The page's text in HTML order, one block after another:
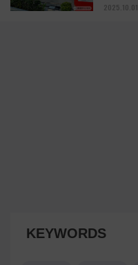
2025.10.01
KEYWORDS